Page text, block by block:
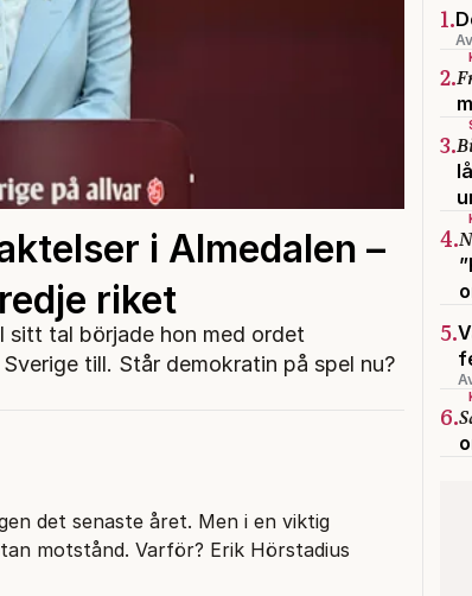
i Almedalen –
riket
sitt tal började hon med ordet
till. Står demokratin på spel nu?
det senaste året. Men i en viktig
motstånd. Varför? Erik Hörstadius
1.
2.
3.
4.
5.
6.